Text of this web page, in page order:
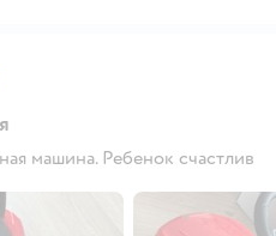
машина. Ребенок счастлив